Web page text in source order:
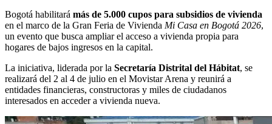
Bogotá habilitará más de 5.000 cupos para subsidios de vivienda
en el marco de la Gran Feria de Vivienda Mi Casa en Bogotá 2026,
un evento que busca ampliar el acceso a vivienda propia para
hogares de bajos ingresos en la capital.
La iniciativa, liderada por la Secretaría Distrital del Hábitat, se
realizará del 2 al 4 de julio en el Movistar Arena y reunirá a
entidades financieras, constructoras y miles de ciudadanos
interesados en acceder a vivienda nueva.